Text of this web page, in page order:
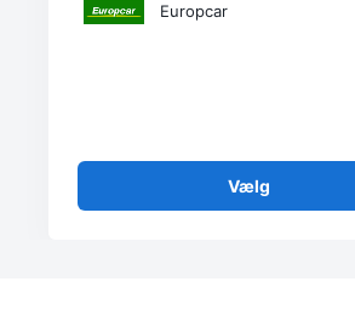
Europcar
Vælg